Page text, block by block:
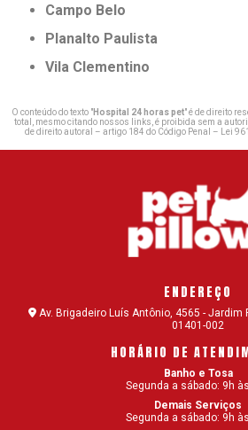
Campo Belo
Planalto Paulista
Vila Clementino
O conteúdo do texto "Hospital 24 horas pet" é de direito
total, mesmo citando nossos links, é proibida sem a
de direito autoral – artigo 184 do Código Penal –
Lei
ENDEREÇO
Av. Brigadeiro Luís Antônio, 4565 - Jardim
01401-002
HORÁRIO DE
Banho e Tosa
Segunda a sábado: 9h
Demais Serviços
Segunda a sábado: 9h